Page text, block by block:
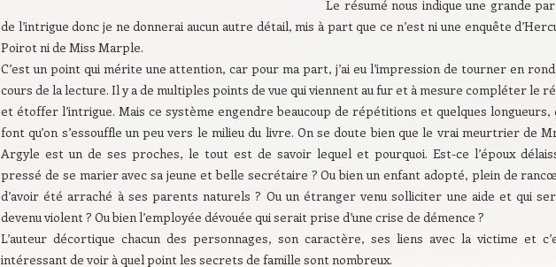
Le résumé nous indique une grande
de l’intrigue donc je ne donnerai aucun autre détail, mis à part que ce n’est ni une enquête
Poirot ni de Miss Marple.
C’est un point qui mérite une attention, car pour ma part, j’ai eu l’impression de tourner en rond
cours de la lecture. Il y a de multiples points de vue qui viennent au fur et à mesure compléter le
et étoffer l’intrigue. Mais ce système engendre beaucoup de répétitions et quelques longueurs,
font qu’on s’essouffle un peu vers le milieu du livre. On se doute bien que le vrai meurtrier de
Argyle est un de ses proches, le tout est de savoir lequel et pourquoi. Est-ce l’époux
pressé de se marier avec sa jeune et belle secrétaire ? Ou bien un enfant adopté, plein de
d’avoir été arraché à ses parents naturels ? Ou un étranger venu solliciter une aide et qui
devenu violent ? Ou bien l’employée dévouée qui serait prise d’une crise de démence ?
L’auteur décortique chacun des personnages, son caractère, ses liens avec la victime et
intéressant de voir à quel point les secrets de famille sont nombreux.